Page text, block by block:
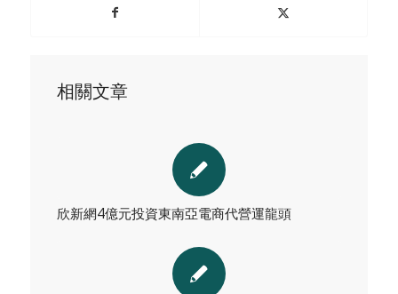
相關文章
欣新網4億元投資東南亞電商代營運龍頭